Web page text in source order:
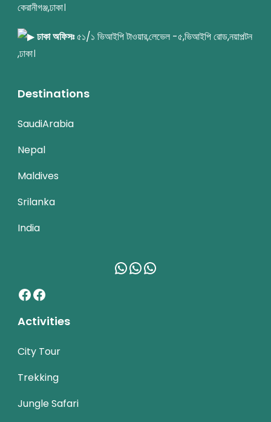
কেরানীগঞ্জ,ঢাকা।
ঢাকা অফিসঃ৫১/১ ভিআইপি টাওয়ার,লেভেল -৫,ভিআইপি রোড,নয়াপল্টন
,ঢাকা।
Destinations
SaudiArabia
Nepal
Maldives
Srilanka
India
WhatsApp
WhatsApp
WhatsApp
Facebook
Facebook
Activities
City Tour
Trekking
Jungle Safari